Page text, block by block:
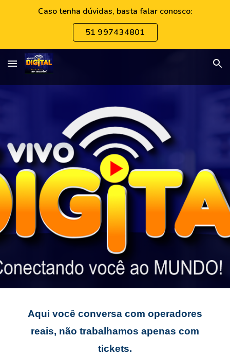
Caso tenha dúvidas, basta falar conosco:
51 997434801
Aqui você conversa com operadores
reais, não trabalhamos apenas com
tickets.